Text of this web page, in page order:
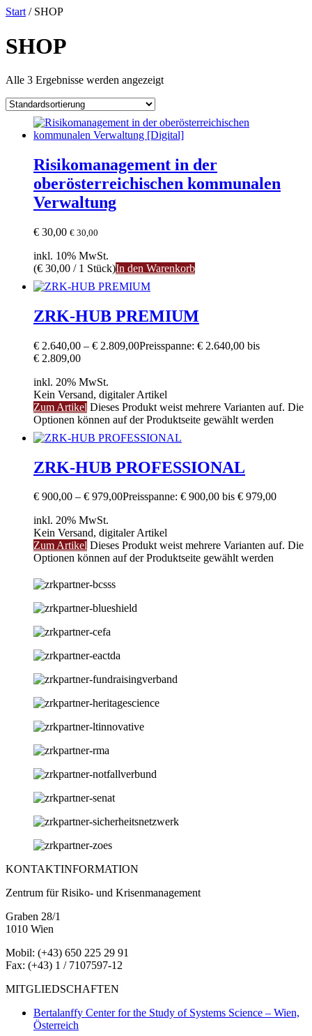
Start / SHOP
SHOP
Alle 3 Ergebnisse werden angezeigt
Risikomanagement in der
oberösterreichischen kommunalen
Verwaltung
€ 30,00 € 30,00
inkl. 10% MwSt.
(€ 30,00 / 1 Stück)In den Warenkorb
ZRK-HUB PREMIUM
€ 2.640,00 – € 2.809,00Preisspanne: € 2.640,00 bis
€ 2.809,00
inkl. 20% MwSt.
Kein Versand, digitaler Artikel
Zum Artikel Dieses Produkt weist mehrere Varianten auf. Die
Optionen können auf der Produktseite gewählt werden
ZRK-HUB PROFESSIONAL
€ 900,00 – € 979,00Preisspanne: € 900,00 bis € 979,00
inkl. 20% MwSt.
Kein Versand, digitaler Artikel
Zum Artikel Dieses Produkt weist mehrere Varianten auf. Die
Optionen können auf der Produktseite gewählt werden
KONTAKTINFORMATION
Zentrum für Risiko- und Krisenmanagement
Graben 28/1
1010 Wien
Mobil: (+43) 650 225 29 91
Fax: (+43) 1 / 7107597-12
MITGLIEDSCHAFTEN
Bertalanffy Center for the Study of Systems Science – Wien,
Österreich